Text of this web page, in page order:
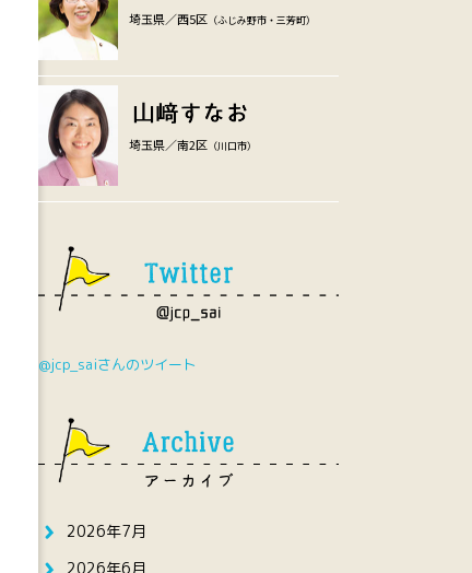
埼玉県／西5区 （ふじみ野市・三芳町）
埼玉県／南2区 （川口市）
@jcp_saiさんのツイート
2026年7月
2026年6月